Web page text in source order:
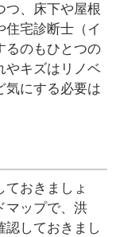
つ、床下や屋根
住宅診断士（イ
るのもひとつの
やキズはリノベ
気にする必要は
おきましょ
マップで、洪
認しておきまし